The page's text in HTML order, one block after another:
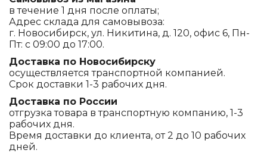
в течение 1 дня после оплаты;
Адрес склада для самовывоза:
г. Новосибирск, ул. Никитина, д. 120, офис 6, Пн-
Пт: с 09:00 до 17:00.
Доставка по Новосибирску
осуществляется транспортной компанией.
Срок доставки 1-3 рабочих дня.
Доставка по России
отгрузка товара в транспортную компанию, 1-3
рабочих дня.
Время доставки до клиента, от 2 до 10 рабочих
дней.